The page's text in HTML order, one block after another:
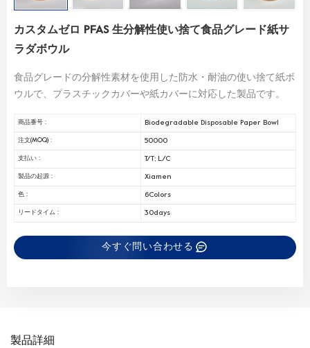
カスタムゼロ PFAS 生分解性使い捨て食品グレード紙サ
ラダボウル
食品グレードの分解性素材を使用した防水・耐油の使い捨て紙ボ
ウルで、プラスチックカバーや紙カバーに対応した製品です。
商品番号 : Biodegradable Disposable Paper Bowl
注文(MOQ) : 50000
支払い : T/T; L/C
製品の起源 : Xiamen
色 : 6Colors
リードタイム : 30days
今すぐ問い合わせる
製品詳細